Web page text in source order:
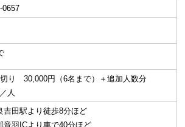
0657
切り 30,000円（6名まで）＋追加人数分
人
吉田駅より徒歩8分ほど
音羽ICより車で40分ほど